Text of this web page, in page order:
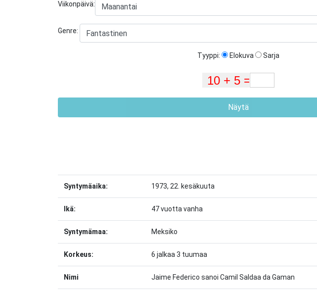
Viikonpäivä:
Genre:
Tyyppi: Elokuva Sarja
Näytä
Syntymäaika: 1973, 22. kesäkuuta
Ikä: 47 vuotta vanha
Syntymämaa: Meksiko
Korkeus: 6 jalkaa 3 tuumaa
Nimi Jaime Federico sanoi Camil Saldaa da Gaman